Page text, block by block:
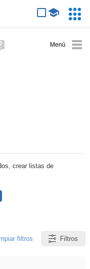
avanzada
crear listas de
filtros Filtros